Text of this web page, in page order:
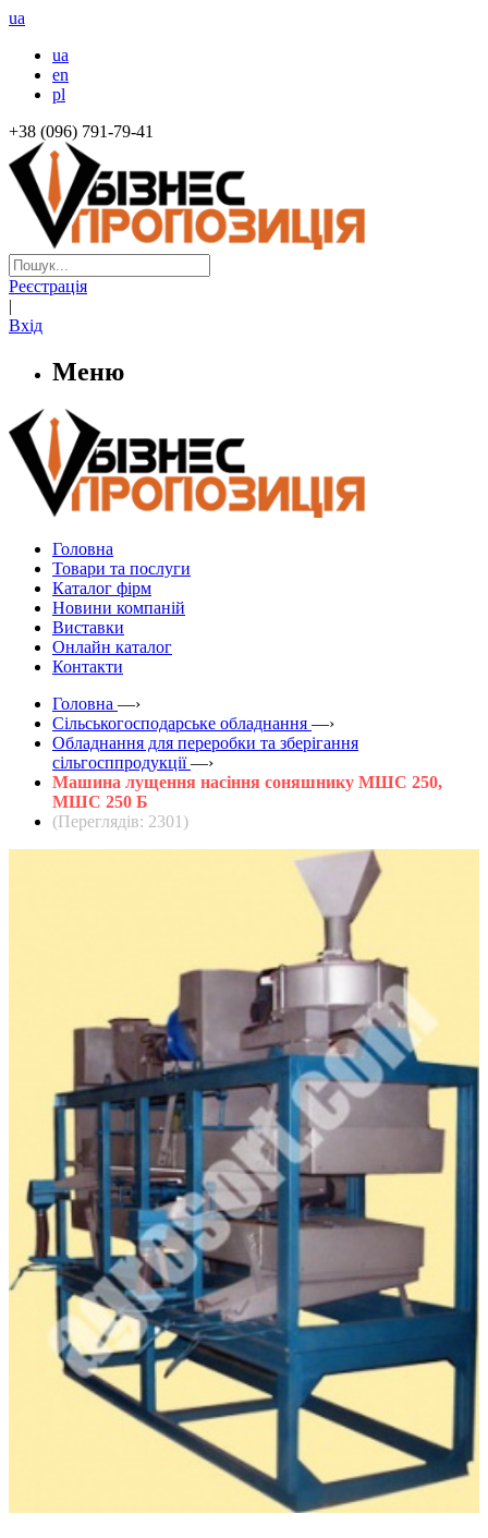
ua
ua
en
pl
+38 (096) 791-79-41
Реєстрація
|
Вхід
Меню
Головна
Товари та послуги
Каталог фірм
Новини компаній
Виставки
Онлайн каталог
Контакти
Головна —›
Сільськогосподарське обладнання —›
Обладнання для переробки та зберігання
сільгосппродукції —›
Машина лущення насіння соняшнику МШС 250,
МШС 250 Б
(Переглядів: 2301)